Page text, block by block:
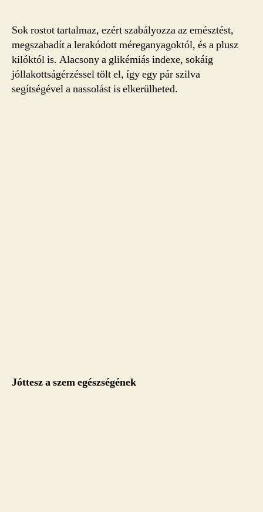
Sok rostot tartalmaz, ezért szabályozza az emésztést,
megszabadít a lerakódott méreganyagoktól, és a plusz
kilóktól is. Alacsony a glikémiás indexe, sokáig
jóllakottságérzéssel tölt el, így egy pár szilva
segítségével a nassolást is elkerülheted.
Jóttesz a szem egészségének